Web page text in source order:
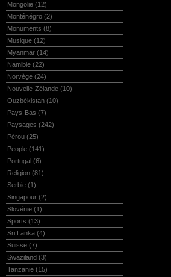
Mongolie (12)
Monténégro (2)
Monuments (8)
Musique (12)
Myanmar (14)
Namibie (22)
Norvège (24)
Nouvelle-Zélande (10)
Ouzbékistan (10)
Pays-Bas (7)
Paysages (242)
Pérou (25)
People (141)
Portugal (6)
Religion (81)
Serbie (1)
Singapour (2)
Slovénie (1)
Sports (13)
Sri Lanka (4)
Suisse (7)
Swaziland (3)
Tanzanie (15)